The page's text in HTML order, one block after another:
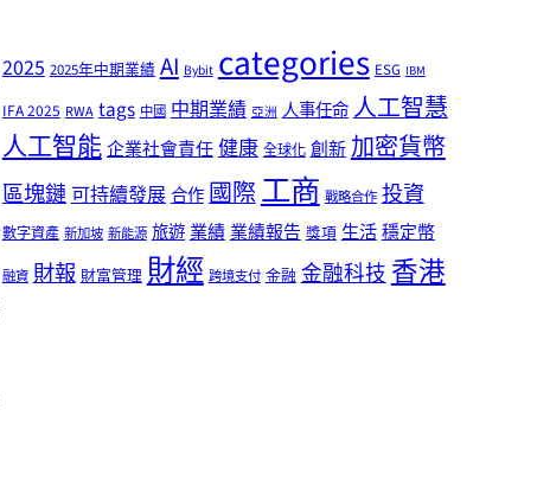
2025 2025年中期業績 AI Bybit categories ESG IBM
IFA 2025 RWA tags 中國 中期業績 亞洲 人事任命人工智慧
人工智能企業社會責任健康 全球化 創新 加密貨幣
區塊鏈可持續發展合作國際工商 戰略合作 投資
數字資產 新加坡 新能源 旅遊業績業績報告 獎項 生活穩定幣
融資 財報 財富管理 財經 跨境支付 金融 金融科技香港